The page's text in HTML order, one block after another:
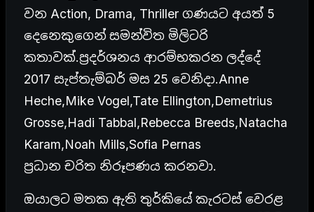
වන Action, Drama, Thriller ගණයට අයත් 5
දෙනෙකුගෙන් සමන්විත මිලිටරි
කතාවක්.ප්‍රදර්ශනය ආරම්භකරන ලද්දේ
2017 සැප්තැම්බර් මස 25 වෙනිදා.Anne
Heche,Mike Vogel,Tate Ellington,Demetrius
Grosse,Hadi Tabbal,Rebecca Breeds,Natacha
Karam,Noah Mills,Sofia Pernas
ප්‍රධාන චරිත නිරූපණය කරනවා.
ඔයාලට මතක ඇති තුර්කියේ කැරටස් වෙරළ